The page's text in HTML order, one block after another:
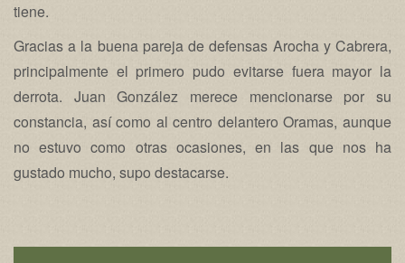
tiene.
Gracias a la buena pareja de defensas Arocha y Cabrera,
principalmente el primero pudo evitarse fuera mayor la
derrota. Juan González merece mencionarse por su
constancia, así como al centro delantero Oramas, aunque
no estuvo como otras ocasiones, en las que nos ha
gustado mucho, supo destacarse.